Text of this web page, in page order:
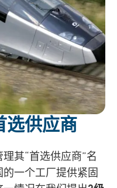
选供应商
其“首选供应商”名
一个工厂提供紧固